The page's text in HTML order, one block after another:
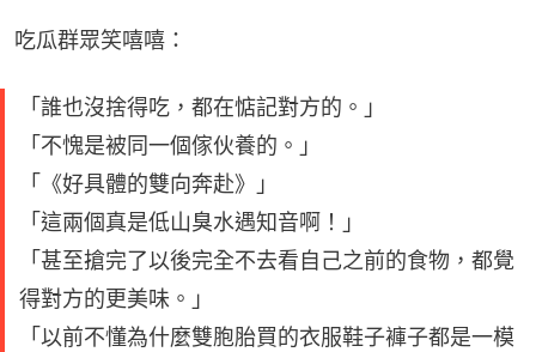
吃瓜群眾笑嘻嘻：
「誰也沒捨得吃，都在惦記對方的。」
「不愧是被同一個傢伙養的。」
「《好具體的雙向奔赴》」
「這兩個真是低山臭水遇知音啊！」
「甚至搶完了以後完全不去看自己之前的食物，都覺
得對方的更美味。」
「以前不懂為什麼雙胞胎買的衣服鞋子褲子都是一模